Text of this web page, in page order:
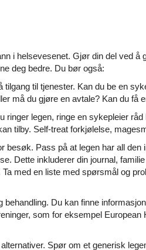
i helsevesenet. Gjør din del ved å
deg bedre. Du bør også:
tilgang til tjenester. Kan du be en
må du gjøre en avtale? Kan du få
ringer legen, ringe en sykepleier råd
tilby. Self-treat forkjølelse,
besøk. Pass på at legen har all
Dette inkluderer din journal,
med en liste med spørsmål og
behandling. Du kan finne
som for eksempel European
Spør om et generisk